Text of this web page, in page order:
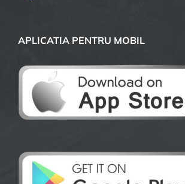
APLICATIA PENTRU MOBIL